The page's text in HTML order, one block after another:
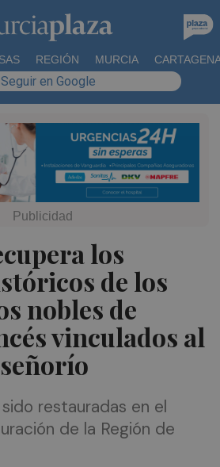
REGIÓN MURCIA
en Google
los
de los
nobles de
vinculados al
restauradas en el
de la Región de